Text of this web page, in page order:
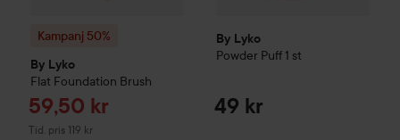
Kampanj 50%
By Lyko
Flat Foundation Brush
Reapris
59,50 kr
Tid. pris 119 kr
Tidigare pris 119 kr
By Lyko
Powder Puff 1 st
49 kr